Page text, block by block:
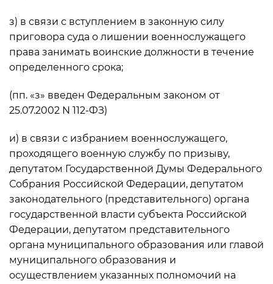
з) в связи с вступлением в законную силу
приговора суда о лишении военнослужащего
права занимать воинские должности в течение
определенного срока;
(пп. «з» введен Федеральным законом от
25.07.2002 N 112-ФЗ)
и) в связи с избранием военнослужащего,
проходящего военную службу по призыву,
депутатом Государственной Думы Федерального
Собрания Российской Федерации, депутатом
законодательного (представительного) органа
государственной власти субъекта Российской
Федерации, депутатом представительного
органа муниципального образования или главой
муниципального образования и
осуществлением указанных полномочий на